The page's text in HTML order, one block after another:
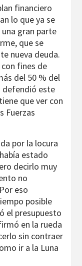
financiero
lo que ya se
gran parte
que se
nueva deuda.
fines de
del 50 % del
este
que ver con
Fuerzas
por la locura
estado
decirlo muy
no
eso
posible
el presupuesto
en la rueda
sin contraer
ir a la Luna